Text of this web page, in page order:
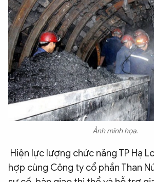
Ảnh minh họa.
Hiện lực lượng chức năng TP Hạ
hợp cùng Công ty cổ phần Than